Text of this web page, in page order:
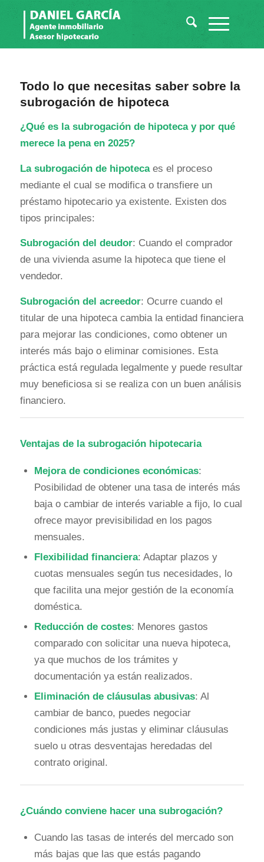
Todo lo que necesitas saber sobre la
subrogación de hipoteca
¿Qué es la subrogación de hipoteca y por qué
merece la pena en 2025?
La subrogación de hipotecaes el proceso
mediante el cual se modifica o transfiere un
préstamo hipotecario ya existente. Existen dos
tipos principales:
Subrogación del deudor: Cuando el comprador
de una vivienda asume la hipoteca que tiene el
vendedor.
Subrogación del acreedor: Ocurre cuando el
titular de una hipoteca cambia la entidad financiera
para mejorar las condiciones, como obtener un
interés más bajo o eliminar comisiones. Esta
práctica está regulada legalmente y puede resultar
muy beneficiosa si se realiza con un buen análisis
financiero.
Ventajas de la subrogación hipotecaria
Mejora de condiciones económicas:
Posibilidad de obtener una tasa de interés más
baja o cambiar de interés variable a fijo, lo cual
ofrece mayor previsibilidad en los pagos
mensuales.
Flexibilidad financiera: Adaptar plazos y
cuotas mensuales según tus necesidades, lo
que facilita una mejor gestión de la economía
doméstica.
Reducción de costes: Menores gastos
comparado con solicitar una nueva hipoteca,
ya que muchos de los trámites y
documentación ya están realizados.
Eliminación de cláusulas abusivas: Al
cambiar de banco, puedes negociar
condiciones más justas y eliminar cláusulas
suelo u otras desventajas heredadas del
contrato original.
¿Cuándo conviene hacer una subrogación?
Cuando las tasas de interés del mercado son
más bajas que las que estás pagando